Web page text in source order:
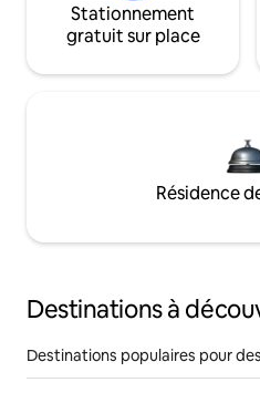
Stationnement
gratuit sur place
Résidence
Destinations à
Destinations populaires pour